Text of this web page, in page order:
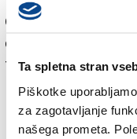
Ta spletna stran
Piškotke
za zagotavljanje
našega prometa.
Okoliške
dosegle rekorda iz 8.
temperatura ozračja
letališču v Cerkljah
povzpela na
Nek je sicer tudi